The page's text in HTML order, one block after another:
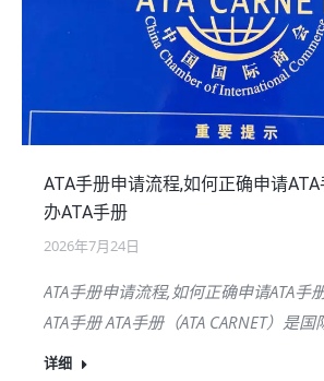
ATA手册申请流程,如何正确申请
办ATA手册
2026年7月24日
ATA手册申请流程,如何正确申请ATA手
ATA手册 ATA手册（ATA CARNET）是
详细